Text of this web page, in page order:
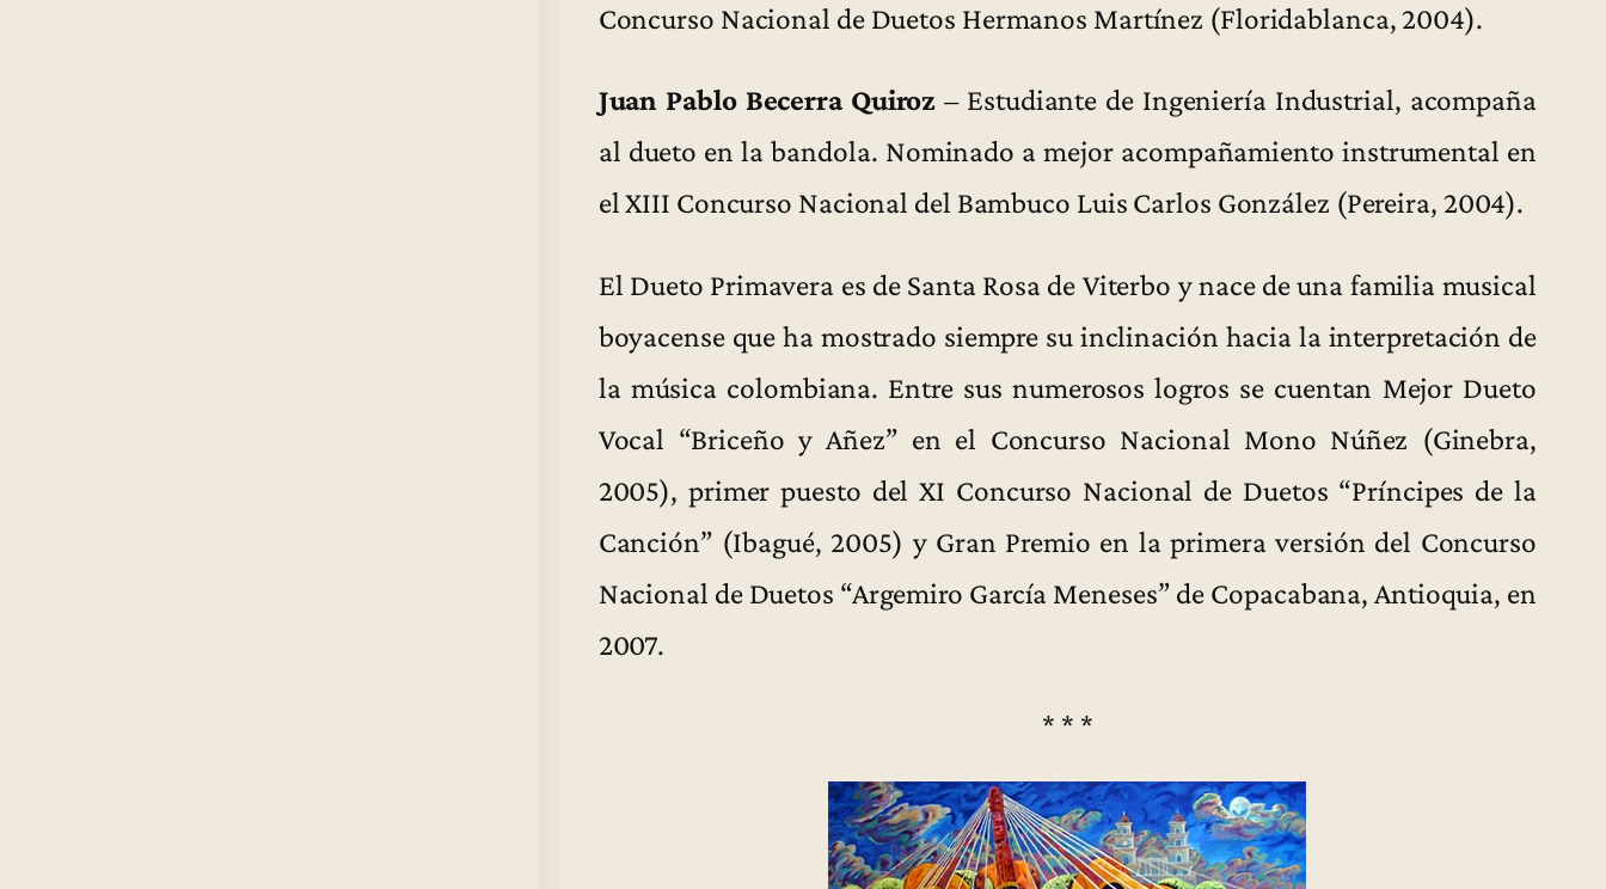
Concurso Nacional de Duetos Hermanos Martínez (Floridablanca, 2004).
Juan Pablo Becerra Quiroz – Estudiante de Ingeniería Industrial, acompaña
al dueto en la bandola. Nominado a mejor acompañamiento instrumental en
el XIII Concurso Nacional del Bambuco Luis Carlos González (Pereira, 2004).
El Dueto Primavera es de Santa Rosa de Viterbo y nace de una familia musical
boyacense que ha mostrado siempre su inclinación hacia la interpretación de
la música colombiana. Entre sus numerosos logros se cuentan Mejor Dueto
Vocal “Briceño y Añez” en el Concurso Nacional Mono Núñez (Ginebra,
2005), primer puesto del XI Concurso Nacional de Duetos “Príncipes de la
Canción” (Ibagué, 2005) y Gran Premio en la primera versión del Concurso
Nacional de Duetos “Argemiro García Meneses” de Copacabana, Antioquia, en
2007.
* * *